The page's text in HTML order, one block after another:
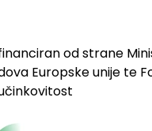
od strane
Europske unije te